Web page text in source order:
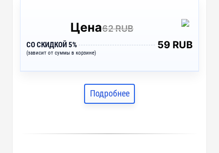
Цена62 RUB
СО СКИДКОЙ 5%
(зависит от суммы в корзине)
59 RUB
Подробнее